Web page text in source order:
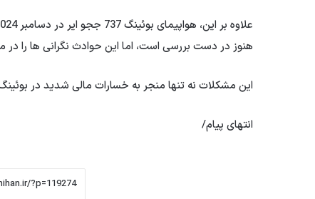
هنوز در دست بررسی است، اما این حوادث نگرانی ها را در
این مشکلات نه تنها منجر به خسارات مالی شدید در
انتهای پیام/